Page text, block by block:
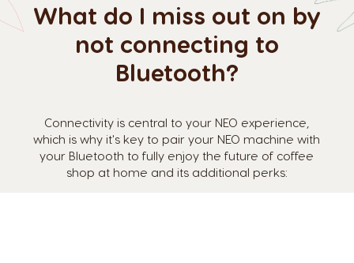
What do I miss out on by
not connecting to
Bluetooth?
Connectivity is central to your NEO experience,
which is why it's key to pair your NEO machine with
your Bluetooth to fully enjoy the future of coffee
shop at home and its additional perks: